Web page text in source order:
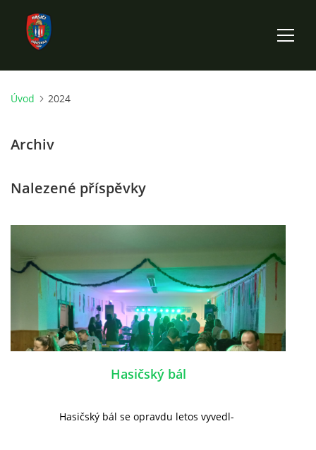
ÚVOD
HISTORIE SBORU
VÝKONNÝ VÝBOR SBORU
DOKUMENTY
VÝJEZDOVÁ JEDNOTKA
FOTOGALERIE
Úvod 2024
Archiv
Nalezené příspěvky
Hasičský bál
Hasičský bál se opravdu letos vyvedl-